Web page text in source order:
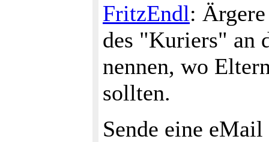
FritzEndl:
des "Kuriers" an
nennen, wo
sollten.
Sende eine